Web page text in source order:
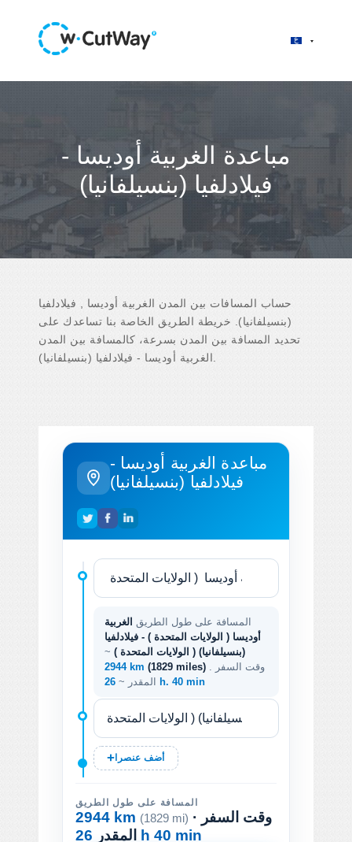
مباعدة الغربية أوديسا -
فيلادلفيا (بنسيلفانيا)
حساب المسافات بين المدن الغربية أوديسا , فيلادلفيا
(بنسيلفانيا). خريطة الطريق الخاصة بنا تساعدك على
تحديد المسافة بين المدن بسرعة، كالمسافة بين المدن
مباعدة الغربية أوديسا -
فيلادلفيا (بنسيلفانيا)
المسافة على طول الطريق الغربية
أوديسا ( الولايات المتحدة ) - فيلادلفيا
(بنسيلفانيا) ( الولايات المتحدة ) ~
2944 km (1829 miles)
المقدر ~ 26 h. 40 min
أضف عنصرا
المسافة على طول الطريق
2944 km (1829 mi) · وقت السفر
المقدر 26 h 40 min